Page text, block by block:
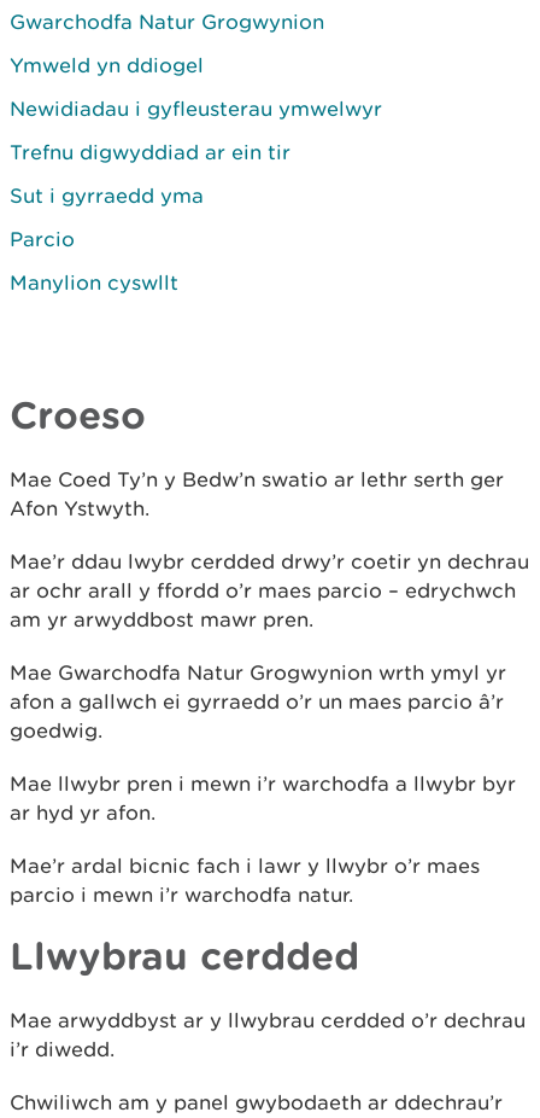
Gwarchodfa Natur Grogwynion
Ymweld yn ddiogel
Newidiadau i gyfleusterau ymwelwyr
Trefnu digwyddiad ar ein tir
Sut i gyrraedd yma
Parcio
Manylion cyswllt
Croeso
Mae Coed Ty’n y Bedw’n swatio ar lethr serth ger
Afon Ystwyth.
Mae’r ddau lwybr cerdded drwy’r coetir yn dechrau
ar ochr arall y ffordd o’r maes parcio – edrychwch
am yr arwyddbost mawr pren.
Mae Gwarchodfa Natur Grogwynion wrth ymyl yr
afon a gallwch ei gyrraedd o’r un maes parcio â’r
goedwig.
Mae llwybr pren i mewn i’r warchodfa a llwybr byr
ar hyd yr afon.
Mae’r ardal bicnic fach i lawr y llwybr o’r maes
parcio i mewn i’r warchodfa natur.
Llwybrau cerdded
Mae arwyddbyst ar y llwybrau cerdded o’r dechrau
i’r diwedd.
Chwiliwch am y panel gwybodaeth ar ddechrau’r